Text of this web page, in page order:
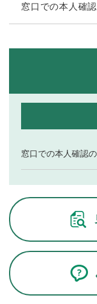
窓口での本人確
窓口での本人確認